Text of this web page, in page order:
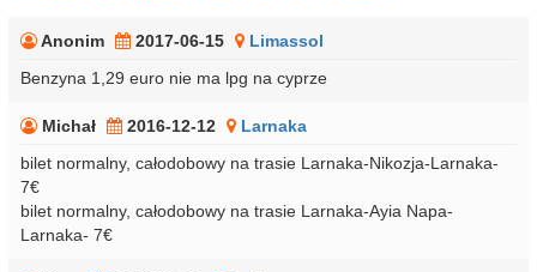
Anonim 2017-06-15
Limassol
Benzyna 1,29 euro nie ma lpg na cyprze
Michał 2016-12-12
Larnaka
bilet normalny, całodobowy na trasie Larnaka-Nikozja-Larnaka-
7€
bilet normalny, całodobowy na trasie Larnaka-Ayia Napa-
Larnaka- 7€